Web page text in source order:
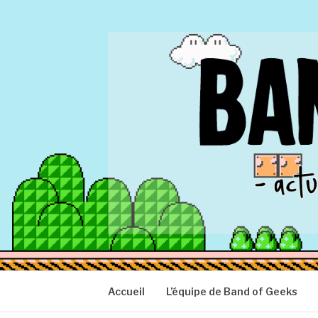
BAND OF
Actu Geek d'hier et d'aujourd'hui
Accueil L’équipe de Band of Geeks